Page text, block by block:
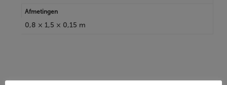
Afmetingen
0,8 × 1,5 × 0,15 m